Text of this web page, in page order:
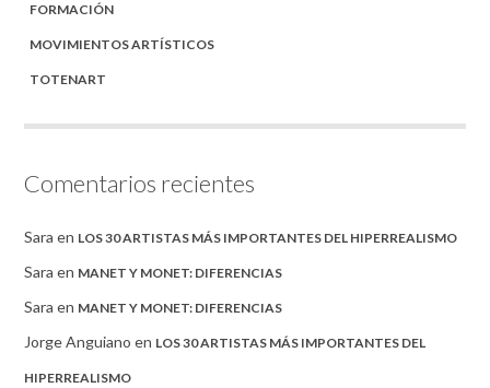
FORMACIÓN
MOVIMIENTOS ARTÍSTICOS
TOTENART
Comentarios recientes
Sara en LOS 30 ARTISTAS MÁS IMPORTANTES DEL HIPERREALISMO
Sara en MANET Y MONET: DIFERENCIAS
Sara en MANET Y MONET: DIFERENCIAS
Jorge Anguiano en LOS 30 ARTISTAS MÁS IMPORTANTES DEL
HIPERREALISMO